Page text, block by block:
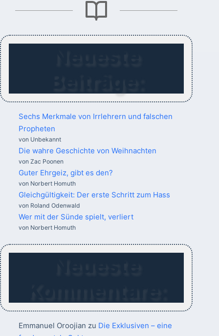
Sechs Merkmale von Irrlehrern und falschen
Propheten
von Unbekannt
Die wahre Geschichte von Weihnachten
von Zac Poonen
Guter Ehrgeiz, gibt es den?
von Norbert Homuth
Gleichgültigkeit: Der erste Schritt zum Hass
von Roland Odenwald
Wer mit der Sünde spielt, verliert
von Norbert Homuth
Emmanuel Oroojian zu Die Exklusiven – eine